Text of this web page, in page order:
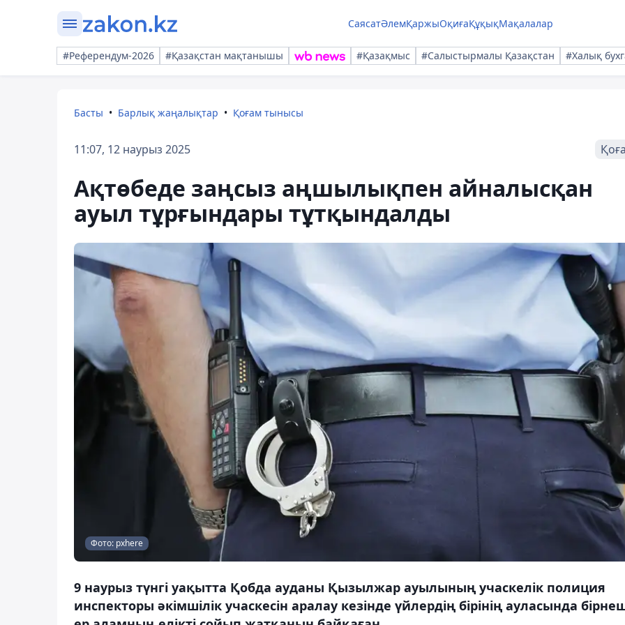
СаясатӘлемҚаржыОқиғаҚұқықМақалалар
#Референдум-2026 #Қазақстан мақтанышы #Қазақмыс #Салыстырмалы Қазақстан #Халық
Басты Барлық жаңалықтар Қоғам тынысы
11:07, 12 наурыз 2025
Ақтөбеде заңсыз аңшылықпен айналысқан
ауыл тұрғындары тұтқындалды
Фото: pxhere
9 наурыз түнгі уақытта Қобда ауданы Қызылжар ауылының учаскелік полиция
инспекторы әкімшілік учаскесін аралау кезінде үйлердің бірінің ауласында